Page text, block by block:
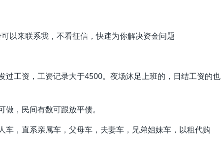
以来联系我，不看征信，快速为你解决资金问题
工资，工资记录大于4500。夜场沐足上班的，日结工资的也
，民间有数可跟放平债。
，直系亲属车，父母车，夫妻车，兄弟姐妹车，以租代购